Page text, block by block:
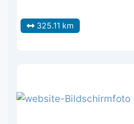
325.11 km